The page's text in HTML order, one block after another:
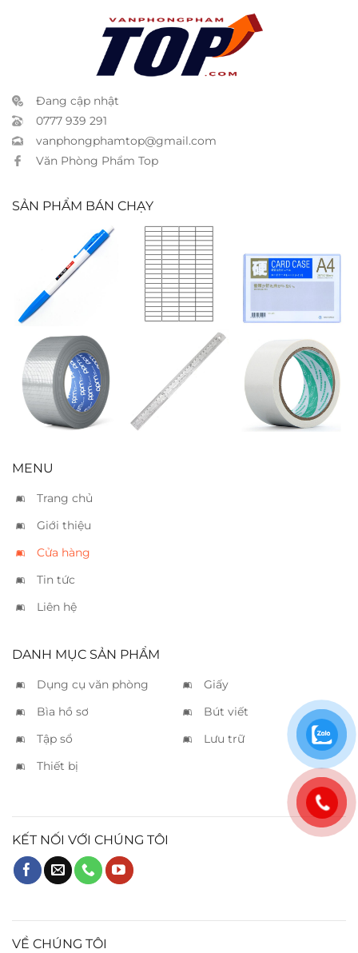
Đang cập nhật
0777 939 291
vanphongphamtop@gmail.com
Văn Phòng Phẩm Top
SẢN PHẨM BÁN CHẠY
Bút bi TL 08
xanh
Nhãn decal
Tomy 140
(38x17mm)
Card Case A4
Băng keo vải
bạc 5cm
Thước sắt
30cm
Băng keo vải
trắng 5cm
MENU
Trang chủ
Giới thiệu
Cửa hàng
Tin tức
Liên hệ
DANH MỤC SẢN PHẨM
Dụng cụ văn phòng
Giấy
Bìa hồ sơ
Bút viết
Tập sổ
Lưu trữ
Thiết bị
KẾT NỐI VỚI CHÚNG TÔI
VỀ CHÚNG TÔI